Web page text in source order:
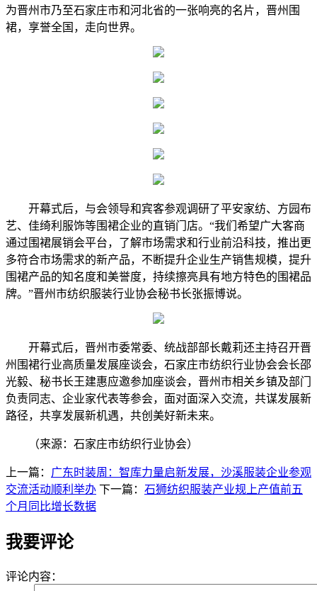
为晋州市乃至石家庄市和河北省的一张响亮的名片，晋州围
裙，享誉全国，走向世界。
开幕式后，与会领导和宾客参观调研了平安家纺、方园布
艺、佳绮利服饰等围裙企业的直销门店。“我们希望广大客商
通过围裙展销会平台，了解市场需求和行业前沿科技，推出更
多符合市场需求的新产品，不断提升企业生产销售规模，提升
围裙产品的知名度和美誉度，持续擦亮具有地方特色的围裙品
牌。”晋州市纺织服装行业协会秘书长张振博说。
开幕式后，晋州市委常委、统战部部长戴莉还主持召开晋
州围裙行业高质量发展座谈会，石家庄市纺织行业协会会长邵
光毅、秘书长王建惠应邀参加座谈会，晋州市相关乡镇及部门
负责同志、企业家代表等参会，面对面深入交流，共谋发展新
路径，共享发展新机遇，共创美好新未来。
（来源：石家庄市纺织行业协会）
上一篇： 广东时装周：智库力量启新发展，沙溪服装企业参观
交流活动顺利举办 下一篇： 石狮纺织服装产业规上产值前五
个月同比增长数据
我要评论
评论内容：